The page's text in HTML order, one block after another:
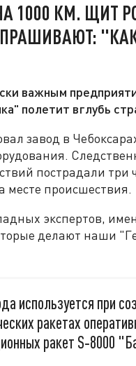
1000 КМ. ЩИТ
важным
полетит вглубь
завод в
пострадали
месте происшествия.
экспертов,
делают наши
используется при
ракетах
ракет S‑8000